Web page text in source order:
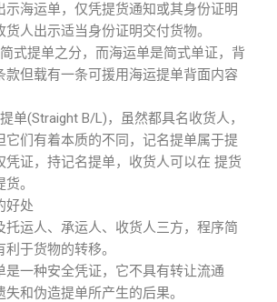
示海运单，仅凭提货通知或其身份证明
人出示适当身份证明交付货物。
式提单之分，而海运单是简式单证，背
款但载有一条可援用海运提单背面内容
单(Straight B/L)，虽然都具名收货人，
它们有着本质的不同，记名提单属于提
凭证，持记名提单，收货人可以在 提货
。
处
运人、承运人、收货人三方，程序简
于货物的转移。
一种安全凭证，它不具有转让流通
和伪造提单所产生的后果。